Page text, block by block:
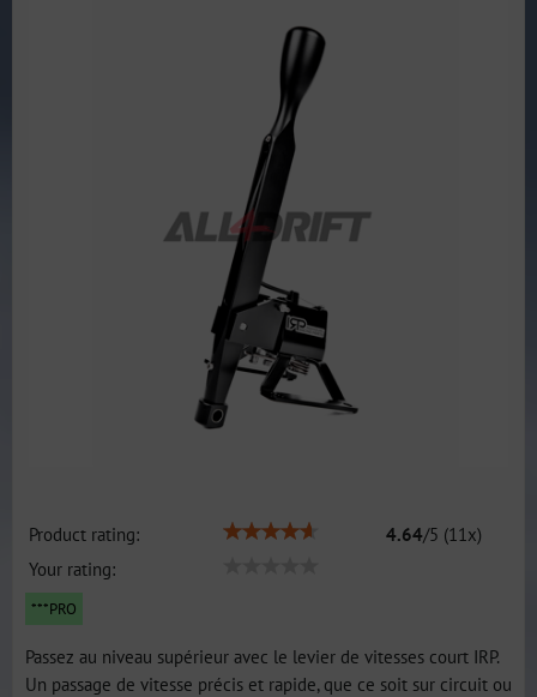
Product rating: 4.64/5 (11x)
Your rating:
***PRO
Passez au niveau supérieur avec le levier de vitesses court IRP.
Un passage de vitesse précis et rapide, que ce soit sur circuit ou